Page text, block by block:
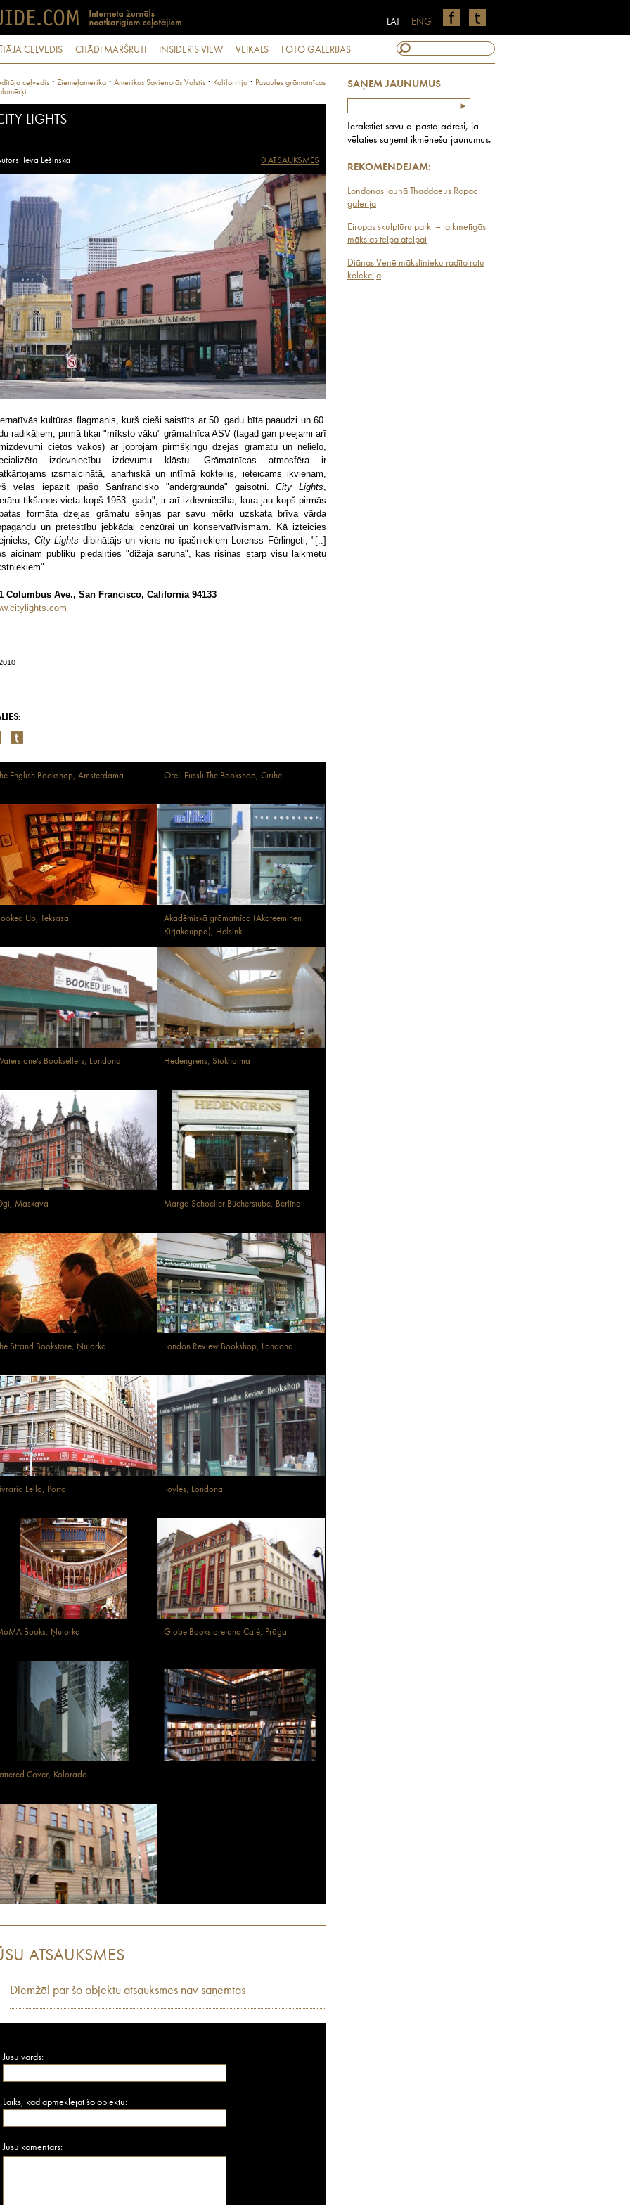
ENG
LAT
CEĻVEDIS CITĀDI MARŠRUTI INSIDER'S VIEW VEIKALS FOTO GALERIJAS
SAŅEM JAUNUMUS
Ierakstiet savu e-pasta adresi, ja
vēlaties saņemt ikmēneša jaunumus.
REKOMENDĒJAM:
Londonas jaunā Thaddaeus Ropac
galerija
Eiropas skulptūru parki – laikmetīgās
mākslas telpa atelpai
Diānas Venē mākslinieku radīto rotu
kolekcija
ceļvedis · Ziemeļamerika · Amerikas Savienotās Valstis · Kalifornija · Pasaules grāmatnīcas
LIGHTS
Ieva Lešinska 0 ATSAUKSMES
kultūras flagmanis, kurš cieši saistīts ar 50. gadu bīta paaudzi un 60.
radikāļiem, pirmā tikai "mīksto vāku" grāmatnīca ASV (tagad gan pieejami arī
cietos vākos) ar joprojām pirmšķirīgu dzejas grāmatu un nelielo,
izdevniecību izdevumu klāstu. Grāmatnīcas atmosfēra ir
izsmalcinātā, anarhiskā un intīmā kokteilis, ieteicams ikvienam,
vēlas iepazīt īpašo Sanfrancisko "andergraunda" gaisotni.City Lights
tikšanos vieta kopš 1953. gada", ir arī izdevniecība, kura jau kopš pirmās
formāta dzejas grāmatu sērijas par savu mērķi uzskata brīva vārda
un pretestību jebkādai cenzūrai un konservatīvismam. Kā izteicies
City Lights dibinātājs un viens no īpašniekiem Lorenss Fērlingeti, "[..]
aicinām publiku piedalīties "dižajā sarunā", kas risinās starp visu laikmetu
Columbus Ave., San Francisco, California 94133
English Bookshop, Amsterdama Orell Füssli The Bookshop, Cīrihe
Up, Teksasa
Akadēmiskā grāmatnīca (Akateeminen
Kirjakauppa), Helsinki
Booksellers, Londona Hedengrens, Stokholma
Maskava Marga Schoeller Bücherstube, Berlīne
Strand Bookstore, Ņujorka London Review Bookshop, Londona
Lello, Porto Foyles, Londona
Books, Ņujorka Globe Bookstore and Café, Prāga
Cover, Kolorado
ATSAUKSMES
Diemžēl par šo objektu atsauksmes nav saņemtas
Jūsu vārds:
Laiks, kad apmeklējāt šo objektu:
Jūsu komentārs: